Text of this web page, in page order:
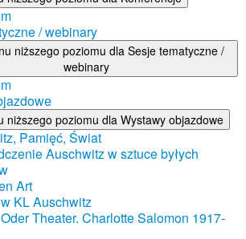
/ webinary
niższego poziomu dla Sesje tematyczne /
webinary
niższego poziomu dla Wystawy objazdowe
Pamięć, Świat
Auschwitz w sztuce byłych
Art
KL Auschwitz
Theater. Charlotte Salomon 1917-